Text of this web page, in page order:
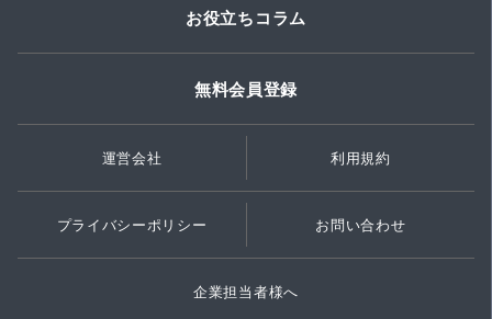
お役立ちコラム
無料会員登録
運営会社 利用規約
プライバシーポリシー お問い合わせ
企業担当者様へ